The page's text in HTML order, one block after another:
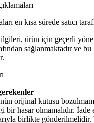
en kısa sürede satıcı
ürün için geçerli
sağlanmaktadır ve bu
orijinal kutusu
bir hasar olmamalıdır.
birlikte